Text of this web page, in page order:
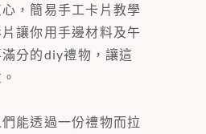
，簡易手工卡片教學
讓你用手邊材料及午
分的diy禮物，讓這
能透過一份禮物而拉